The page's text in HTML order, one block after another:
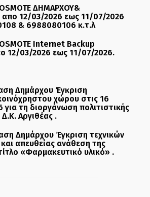
ΔΗΜΑΡΧΟΥ&
12/03/2026 εως 11/07/2026
& 6988080106 κ.τ.λ
Internet Backup
12/03/2026 εως 11/07/2026.
Δημάρχου Έγκριση
χώρου στις 16
τη διοργάνωση πολιτιστικής
Αργιθέας .
Δημάρχου Έγκριση τεχνικών
απευθείας ανάθεση της
«Φαρμακευτικό υλικό» .